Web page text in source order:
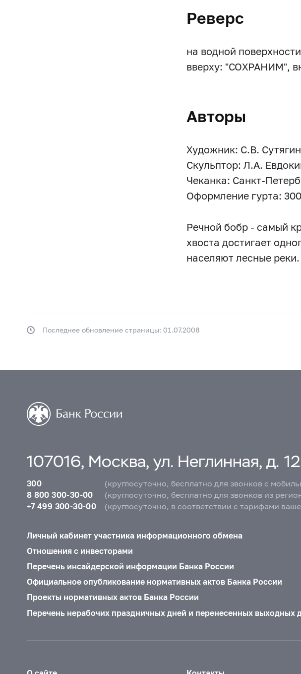
Реверс
на водной
вверху: "СОХРАНИМ",
Авторы
Художник: С.В. Сутягин
Скульптор: Л.А.
Чеканка: Санкт-
Оформление гурта:
Речной бобр - самый
хвоста достигает
населяют лесные
Последнее обновление страницы: 01.07.2008
107016, Москва, ул. Неглинная, д.
300
(круглосуточно, бесплатно для звонков с
8 800 300-30-00
(круглосуточно, бесплатно для звонков из
+7 499 300-30-00
(круглосуточно, в соответствии с тарифами
Личный кабинет участника информационного обмена
Отношения с инвесторами
Перечень инсайдерской информации Банка России
Официальное опубликование нормативных актов Банка России
Проекты нормативных актов Банка России
Перечень нерабочих праздничных дней и перенесенных выходных